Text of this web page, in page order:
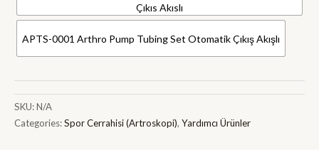
Çıkıs Akıslı
APTS-0001 Arthro Pump Tubing Set Otomatik Çıkış Akışlı
SKU:N/A
Categories:Spor Cerrahisi (Artroskopi), Yardımcı Ürünler